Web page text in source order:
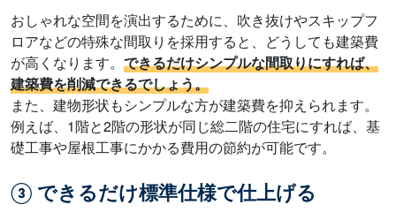
おしゃれな空間を演出するために、吹き抜けやスキップフ
ロアなどの特殊な間取りを採用すると、どうしても建築費
が高くなります。 できるだけシンプルな間取りにすれば、
建築費を削減できるでしょう。
また、建物形状もシンプルな方が建築費を抑えられます。
例えば、1階と2階の形状が同じ総二階の住宅にすれば、基
礎工事や屋根工事にかかる費用の節約が可能です。
③ できるだけ標準仕様で仕上げる